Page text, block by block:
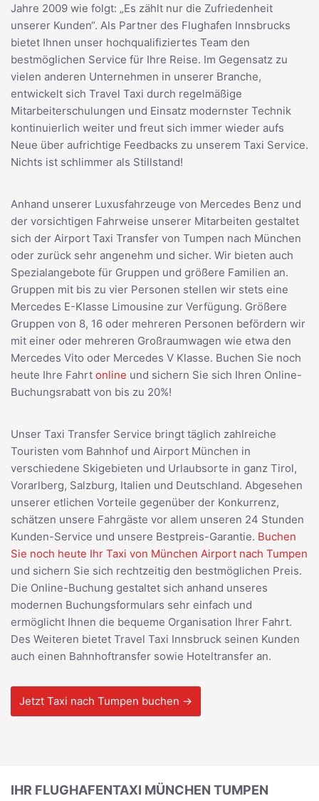
Jahre 2009 wie folgt: „Es zählt nur die Zufriedenheit
unserer Kunden“. Als Partner des Flughafen Innsbrucks
bietet Ihnen unser hochqualifiziertes Team den
bestmöglichen Service für Ihre Reise. Im Gegensatz zu
vielen anderen Unternehmen in unserer Branche,
entwickelt sich Travel Taxi durch regelmäßige
Mitarbeiterschulungen und Einsatz modernster Technik
kontinuierlich weiter und freut sich immer wieder aufs
Neue über aufrichtige Feedbacks zu unserem Taxi Service.
Nichts ist schlimmer als Stillstand!
Anhand unserer Luxusfahrzeuge von Mercedes Benz und
der vorsichtigen Fahrweise unserer Mitarbeiten gestaltet
sich der Airport Taxi Transfer von Tumpen nach München
oder zurück sehr angenehm und sicher. Wir bieten auch
Spezialangebote für Gruppen und größere Familien an.
Gruppen mit bis zu vier Personen stellen wir stets eine
Mercedes E-Klasse Limousine zur Verfügung. Größere
Gruppen von 8, 16 oder mehreren Personen befördern wir
mit einer oder mehreren Großraumwagen wie etwa den
Mercedes Vito oder Mercedes V Klasse. Buchen Sie noch
heute Ihre Fahrt online und sichern Sie sich Ihren Online-
Buchungsrabatt von bis zu 20%!
Unser Taxi Transfer Service bringt täglich zahlreiche
Touristen vom Bahnhof und Airport München in
verschiedene Skigebieten und Urlaubsorte in ganz Tirol,
Vorarlberg, Salzburg, Italien und Deutschland. Abgesehen
unserer etlichen Vorteile gegenüber der Konkurrenz,
schätzen unsere Fahrgäste vor allem unseren 24 Stunden
Kunden-Service und unsere Bestpreis-Garantie. Buchen
Sie noch heute Ihr Taxi von München Airport nach Tumpen
und sichern Sie sich rechtzeitig den bestmöglichen Preis.
Die Online-Buchung gestaltet sich anhand unseres
modernen Buchungsformulars sehr einfach und
ermöglicht Ihnen die bequeme Organisation Ihrer Fahrt.
Des Weiteren bietet Travel Taxi Innsbruck seinen Kunden
auch einen Bahnhoftransfer sowie Hoteltransfer an.
Jetzt Taxi nach Tumpen buchen →
IHR FLUGHAFENTAXI MÜNCHEN TUMPEN